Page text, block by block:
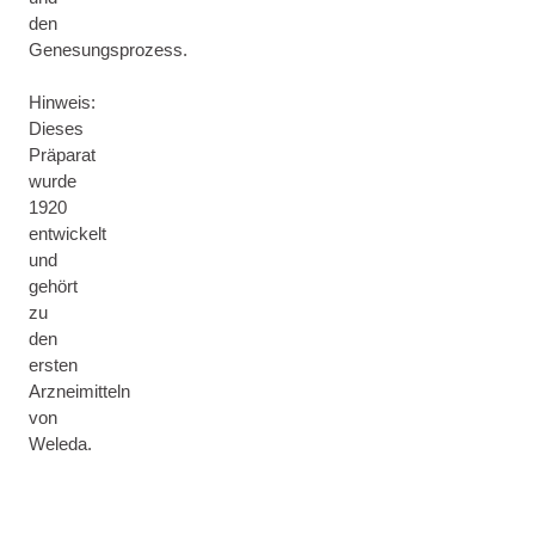
den
Genesungsprozess.
Hinweis:
Dieses
Präparat
wurde
1920
entwickelt
und
gehört
zu
den
ersten
Arzneimitteln
von
Weleda.